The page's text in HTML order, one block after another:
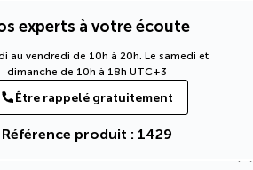
experts à votre écoute
au vendredi de 10h à 20h. Le samedi et
dimanche de 10h à 18h UTC+3
Être rappelé gratuitement
Référence produit : 1429